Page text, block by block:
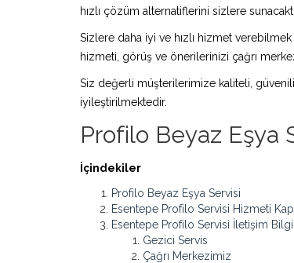
hızlı çözüm alternatiflerini sizlere
Sizlere daha iyi ve hızlı hizmet
hizmeti, görüş ve önerilerinizi çağrı
Siz değerli müşterilerimize kaliteli,
iyileştirilmektedir.
Profilo Beyaz Eşya
İçindekiler
Profilo Beyaz Eşya Servisi
Esentepe Profilo Servisi Hizmeti
Esentepe Profilo Servisi İletişim
Gezici Servis
Çağrı Merkezimiz